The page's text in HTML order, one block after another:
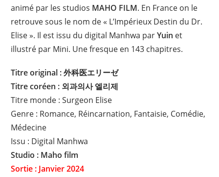
animé par les studios MAHO FILM. En France on le
retrouve sous le nom de « L’Impérieux Destin du Dr.
Elise ». Il est issu du digital Manhwa parYuin et
illustré par Mini. Une fresque en 143 chapitres.
Titre original : 外科医エリーゼ
Titre coréen : 외과의사 엘리제
Titre monde : Surgeon Elise
Genre : Romance, Réincarnation, Fantaisie, Comédie,
Médecine
Issu : Digital Manhwa
Studio : Maho film
Sortie : Janvier 2024